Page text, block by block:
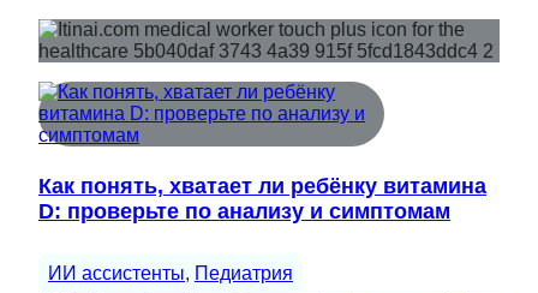
Как понять, хватает ли ребёнку витамина
D: проверьте по анализу и симптомам
ИИ ассистенты, Педиатрия